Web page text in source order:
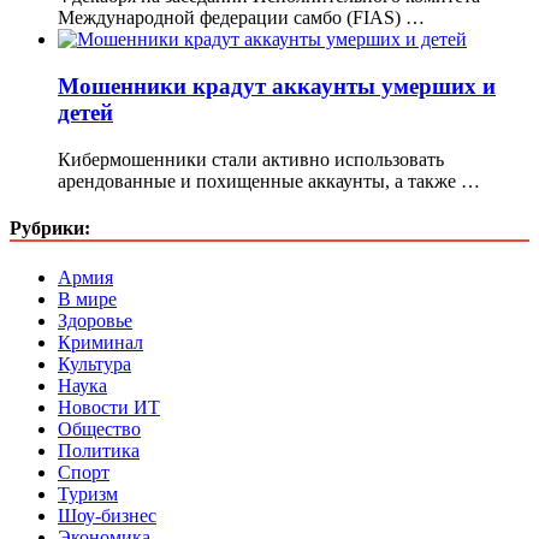
Международной федерации самбо (FIAS) …
Мошенники крадут аккаунты умерших и
детей
Кибермошенники стали активно использовать
арендованные и похищенные аккаунты, а также …
Рубрики:
Армия
В мире
Здоровье
Криминал
Культура
Наука
Новости ИТ
Общество
Политика
Спорт
Туризм
Шоу-бизнес